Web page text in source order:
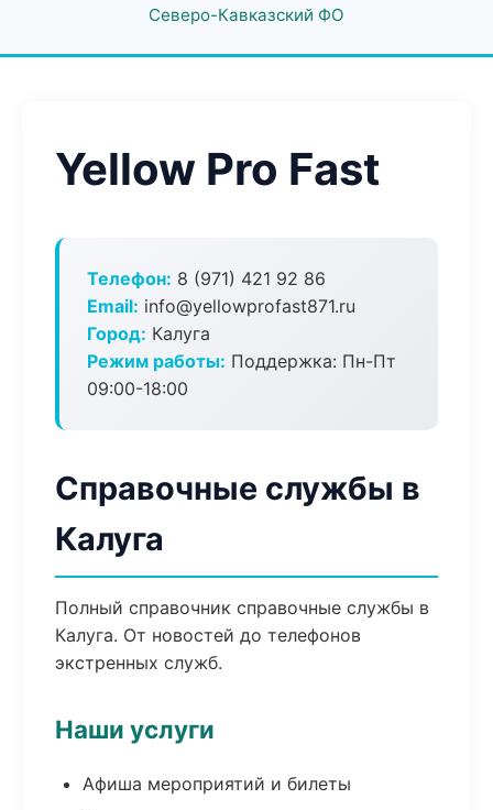
Северо-Кавказский ФО
Yellow Pro Fast
Телефон: 8 (971) 421 92 86
Email: info@yellowprofast871.ru
Город: Калуга
Режим работы: Поддержка: Пн-Пт
09:00-18:00
Справочные службы в
Калуга
Полный справочник справочные службы в
Калуга. От новостей до телефонов
экстренных служб.
Наши услуги
Афиша мероприятий и билеты